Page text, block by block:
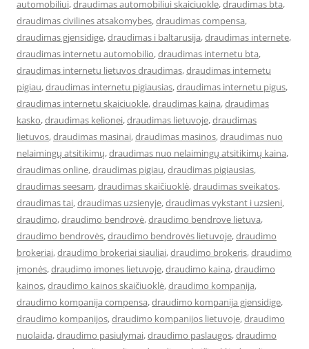
automobiliui,draudimas automobiliui skaiciuokle,draudimas bta,
draudimas civilines atsakomybes,draudimas compensa,
draudimas gjensidige,draudimas i baltarusija,draudimas internete,
draudimas internetu automobilio,draudimas internetu bta,
draudimas internetu lietuvos draudimas,draudimas internetu
pigiau,draudimas internetu pigiausias,draudimas internetu pigus,
draudimas internetu skaiciuokle,draudimas kaina,draudimas
kasko,draudimas kelionei,draudimas lietuvoje,draudimas
lietuvos,draudimas masinai,draudimas masinos,draudimas nuo
nelaimingų atsitikimų,draudimas nuo nelaimingų atsitikimų kaina,
draudimas online,draudimas pigiau,draudimas pigiausias,
draudimas seesam,draudimas skaičiuoklė,draudimas sveikatos,
draudimas tai,draudimas uzsienyje,draudimas vykstant i uzsieni,
draudimo,draudimo bendrovė,draudimo bendrove lietuva,
draudimo bendrovės,draudimo bendrovės lietuvoje,draudimo
brokeriai,draudimo brokeriai siauliai,draudimo brokeris,draudimo
įmonės,draudimo imones lietuvoje,draudimo kaina,draudimo
kainos,draudimo kainos skaičiuoklė,draudimo kompanija,
draudimo kompanija compensa,draudimo kompanija gjensidige,
draudimo kompanijos,draudimo kompanijos lietuvoje,draudimo
nuolaida,draudimo pasiulymai,draudimo paslaugos,draudimo